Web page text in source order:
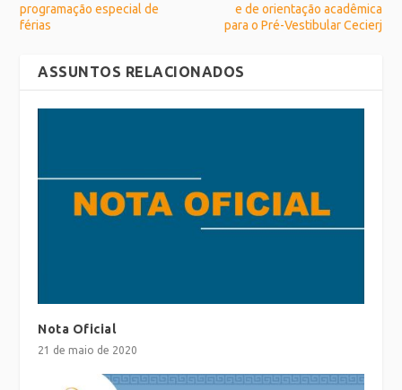
programação especial de
férias
e de orientação acadêmica
para o Pré-Vestibular Cecierj
ASSUNTOS RELACIONADOS
Nota Oficial
21 de maio de 2020